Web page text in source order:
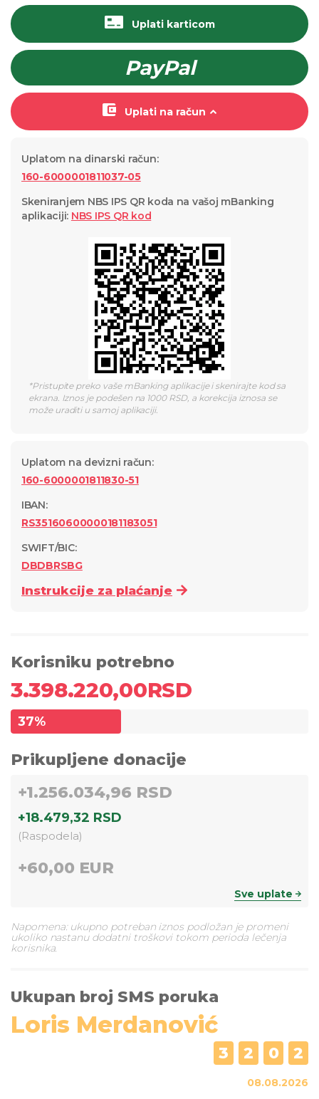
Uplati na račun
Uplati karticom
PayPal
Uplatom na dinarski račun:
160-6000001811037-05
Skeniranjem NBS IPS QR koda na vašoj mBanking
aplikaciji: NBS IPS QR kod
*Pristupite preko vaše mBanking aplikacije i skenirajte kod sa
ekrana. Iznos je podešen na 1000 RSD, a korekcija iznosa se
može uraditi u samoj aplikaciji.
Uplatom na devizni račun:
160-6000001811830-51
IBAN:
RS35160600000181183051
SWIFT/BIC:
DBDBRSBG
Instrukcije za plaćanje
Korisniku potrebno
3.398.220,00RSD
37%
Prikupljene donacije
+1.256.034,96 RSD
+18.479,32 RSD
(Raspodela)
+60,00 EUR
Sve uplate
Napomena: ukupno potreban iznos podložan je promeni
ukoliko nastanu dodatni troškovi tokom perioda lečenja
korisnika.
Ukupan broj SMS poruka
Loris Merdanović
3 2 0 2
08.08.2026